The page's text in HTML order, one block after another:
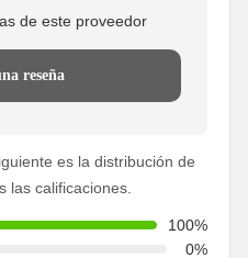
de este proveedor
reseña
es la distribución de
las calificaciones.
100%
0%